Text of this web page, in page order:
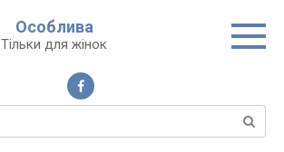
Особлива
Тільки для жінок